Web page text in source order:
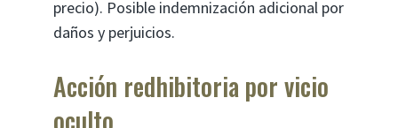
precio). Posible indemnización adicional por
daños y perjuicios.
Acción redhibitoria por vicio